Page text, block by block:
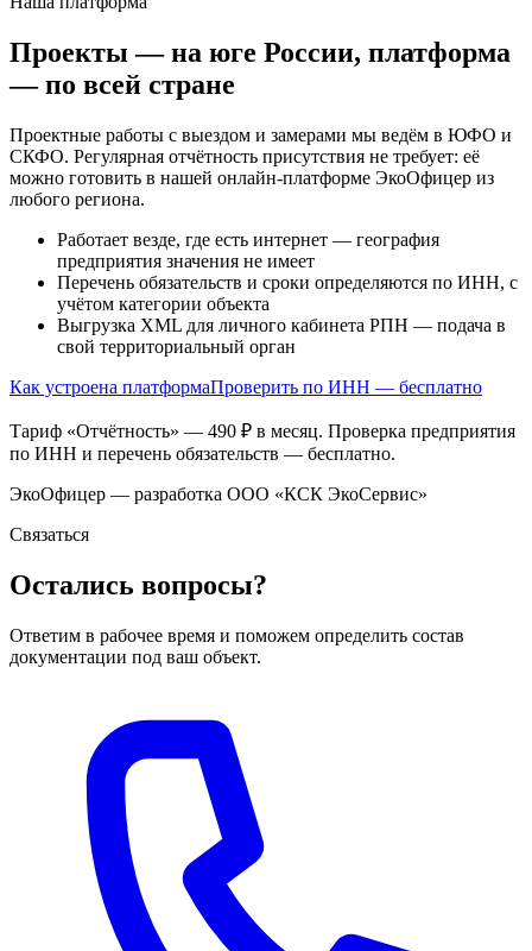
Проекты — на юге России, платформа
— по всей стране
Проектные работы с выездом и замерами мы ведём в ЮФО и
СКФО. Регулярная отчётность присутствия не требует: её
можно готовить в нашей онлайн-платформе ЭкоОфицер из
любого региона.
Работает везде, где есть интернет — география
предприятия значения не имеет
Перечень обязательств и сроки определяются по ИНН, с
учётом категории объекта
Выгрузка XML для личного кабинета РПН — подача в
свой территориальный орган
Как устроена платформаПроверить по ИНН — бесплатно
Тариф «Отчётность» — 490 ₽ в месяц. Проверка предприятия
по ИНН и перечень обязательств — бесплатно.
ЭкоОфицер — разработка ООО «КСК ЭкоСервис»
Связаться
Остались вопросы?
Ответим в рабочее время и поможем определить состав
документации под ваш объект.